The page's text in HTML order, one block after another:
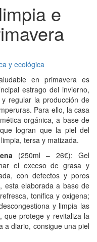
e
en primavera es
estrago del invierno,
regular la producción de
Para ello, la casa
orgánica, a base de
logran que la piel del
tersa y matizada.
(250ml – 26€): Gel
el exceso de grasa y
con defectos y poros
esta elaborada a base de
tonifica y oxigena;
y limpia las
que protege y revitaliza la
a diario, consigue una piel